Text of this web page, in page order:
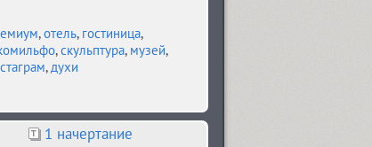
,отель, гостиница,
,скульптура, музей,
,духи
1 начертание